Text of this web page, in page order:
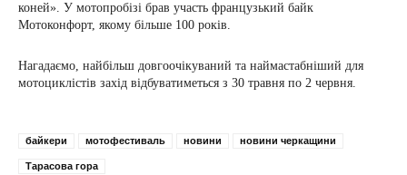
коней». У мотопробізі брав участь французький байк
Мотоконфорт, якому більше 100 років.
Нагадаємо, найбільш довгоочікуваний та наймастабніший для
мотоциклістів захід відбуватиметься з 30 травня по 2 червня.
байкери мотофестиваль новини новини черкащини
Тарасова гора